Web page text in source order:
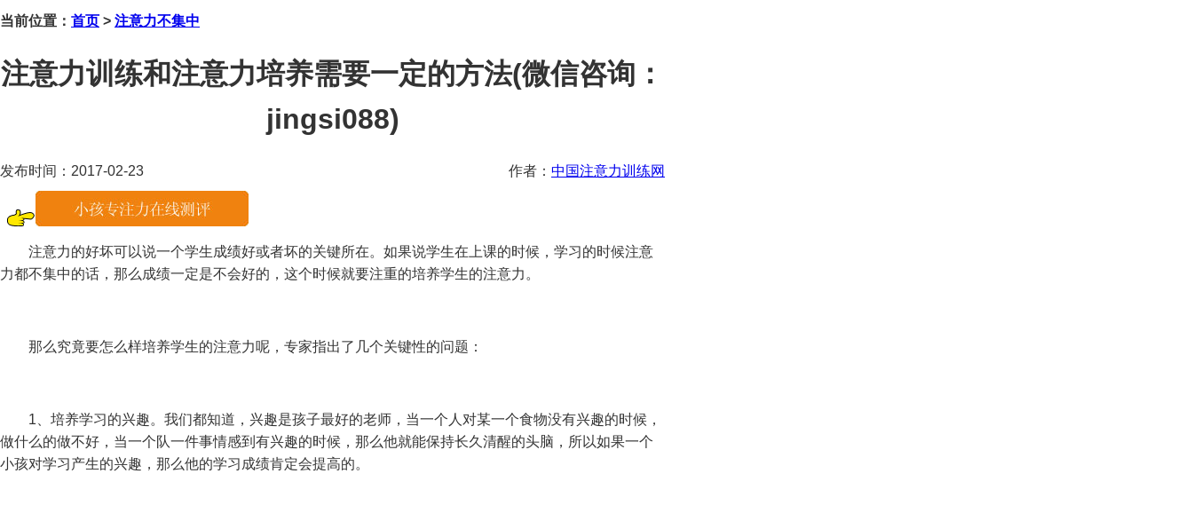
当前位置： 首页 > 注意力不集中
注意力训练和注意力培养需要一定的方法(微信咨询：
jingsi088)
作者： 中国注意力训练网
发布时间：2017-02-23
注意力的好坏可以说一个学生成绩好或者坏的关键所在。如果说学生在上课的时候，学习的时候注意
力都不集中的话，那么成绩一定是不会好的，这个时候就要注重的培养学生的注意力。
那么究竟要怎么样培养学生的注意力呢，专家指出了几个关键性的问题：
1、培养学习的兴趣。我们都知道，兴趣是孩子最好的老师，当一个人对某一个食物没有兴趣的时候，
做什么的做不好，当一个队一件事情感到有兴趣的时候，那么他就能保持长久清醒的头脑，所以如果一个
小孩对学习产生的兴趣，那么他的学习成绩肯定会提高的。